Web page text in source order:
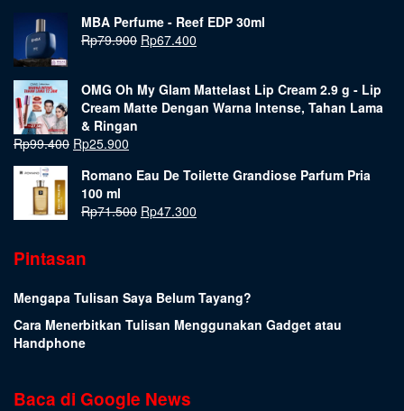
MBA Perfume - Reef EDP 30ml
Rp79.900 Rp67.400
OMG Oh My Glam Mattelast Lip Cream 2.9 g - Lip
Cream Matte Dengan Warna Intense, Tahan Lama
& Ringan
Rp99.400 Rp25.900
Romano Eau De Toilette Grandiose Parfum Pria
100 ml
Rp71.500 Rp47.300
Pintasan
Mengapa Tulisan Saya Belum Tayang?
Cara Menerbitkan Tulisan Menggunakan Gadget atau
Handphone
Baca di Google News